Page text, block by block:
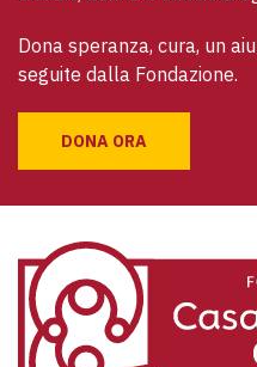
Dona speranza, cura, un
seguite dalla Fondazione.
DONA ORA